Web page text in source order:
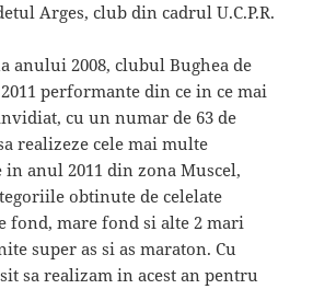
Arges, club din cadrul U.C.P.R.
anului 2008, clubul Bughea de
performante din ce in ce mai
cu un numar de 63 de
realizeze cele mai multe
anul 2011 din zona Muscel,
obtinute de celelate
fond, mare fond si alte 2 mari
super as si as maraton. Cu
sa realizam in acest an pentru